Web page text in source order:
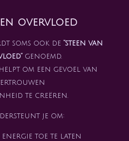
en overvloed
soms ook de “steen van
genoemd.
om een gevoel van
te creëren.
je om:
energie toe te laten